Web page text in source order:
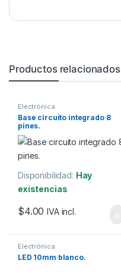
Productos relacionados
Electrónica
Base circuito integrado 8
pines.
Disponibilidad: Hay
existencias
$4.00 IVA incl.
Electrónica
LED 10mm blanco.